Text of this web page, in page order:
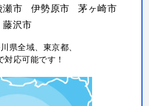
瀬市 伊勢原市
茅ヶ崎市
藤沢市
県全域、東京都、
対応可能です！